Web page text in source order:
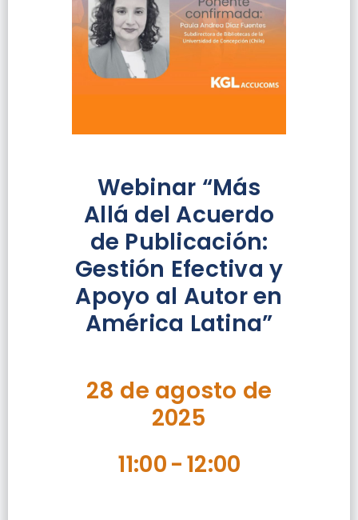
Webinar “Más
Allá del Acuerdo
de Publicación:
Gestión Efectiva y
Apoyo al Autor en
América Latina”
28 de agosto de
2025
11:00-12:00